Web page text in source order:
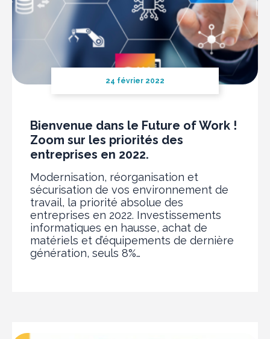
24 février 2022
Bienvenue dans le Future of Work !
Zoom sur les priorités des
entreprises en 2022.
Modernisation, réorganisation et
sécurisation de vos environnement de
travail, la priorité absolue des
entreprises en 2022. Investissements
informatiques en hausse, achat de
matériels et d’équipements de dernière
génération, seuls 8%…